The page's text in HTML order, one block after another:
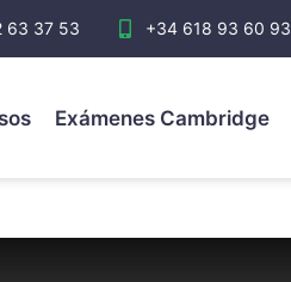
63 37 53 +34 618 93 60 93
Exámenes Cambridge